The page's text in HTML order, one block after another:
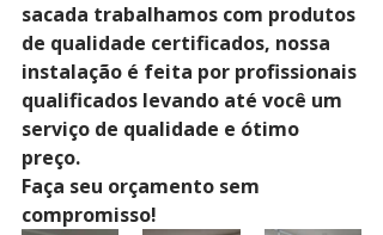
sacada trabalhamos com produtos
de qualidade certificados, nossa
instalação é feita por profissionais
qualificados levando até você um
serviço de qualidade e ótimo
preço.
Faça seu orçamento sem
compromisso!